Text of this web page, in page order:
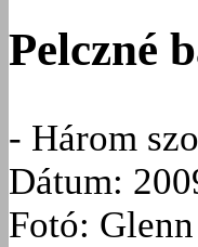
Pelczné
- Három
Dátum:
Fotó: